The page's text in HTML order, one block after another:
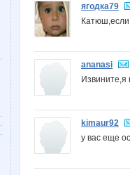
ягодка79
Катюш,если
ananasi
Извините,я
kimaur92
у вас еще